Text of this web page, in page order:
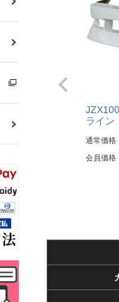
ライン
通常価格
会員価格